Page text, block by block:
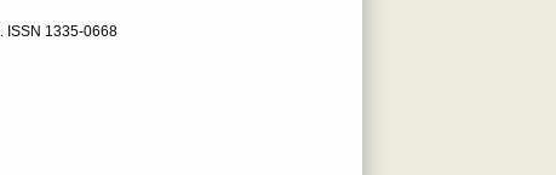
ISSN 1335-0668